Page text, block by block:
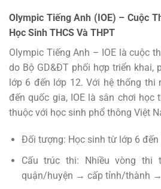
Olympic Tiếng Anh (IOE) – Cuộc
Học Sinh THCS Và THPT
Olympic Tiếng Anh – IOE là cuộc
do Bộ GD&ĐT phối hợp triển khai,
lớp 6 đến lớp 12. Với hệ thống thi
đến quốc gia, IOE là sân chơi học
thuộc với học sinh phổ thông Việt
Đối tượng: Học sinh từ lớp 6 đến
Cấu trúc thi: Nhiều vòng
quận/huyện → cấp tỉnh/thành